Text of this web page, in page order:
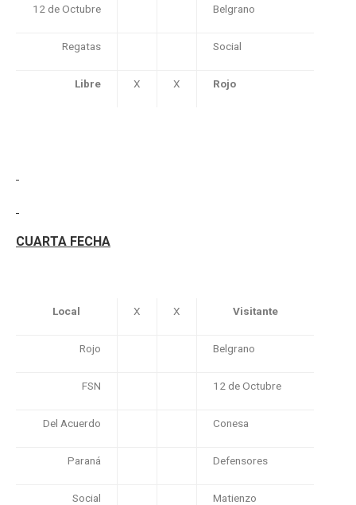
12 de Octubre Belgrano
Regatas Social
Libre X X Rojo
CUARTA FECHA
Local X X Visitante
Rojo Belgrano
FSN 12 de Octubre
Del Acuerdo Conesa
Paraná Defensores
Social Matienzo